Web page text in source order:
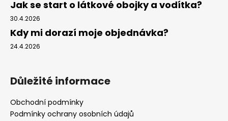
Jak se start o látkové obojky a vodítka?
30.4.2026
Kdy mi dorazí moje objednávka?
24.4.2026
Důležité informace
Obchodní podmínky
Podmínky ochrany osobních údajů